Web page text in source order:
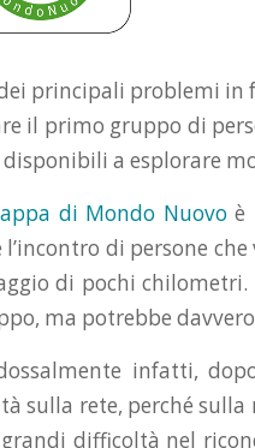
principali problemi in
il primo gruppo di
a esplorare
di Mondo Nuovo è
l’incontro di persone
di pochi chilometri.
ma potrebbe
infatti,
sulla rete, perché
difficoltà nel